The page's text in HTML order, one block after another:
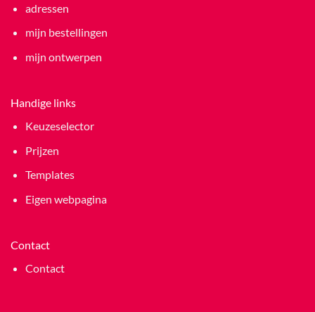
adressen
mijn bestellingen
mijn ontwerpen
Handige links
Keuzeselector
Prijzen
Templates
Eigen webpagina
Contact
Contact